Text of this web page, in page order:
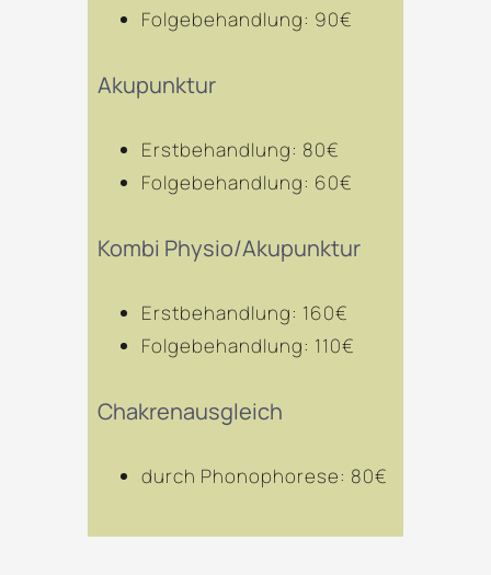
Folgebehandlung: 90€
Akupunktur
Erstbehandlung: 80€
Folgebehandlung: 60€
Kombi Physio/Akupunktur
Erstbehandlung: 160€
Folgebehandlung: 110€
Chakrenausgleich
durch Phonophorese: 80€